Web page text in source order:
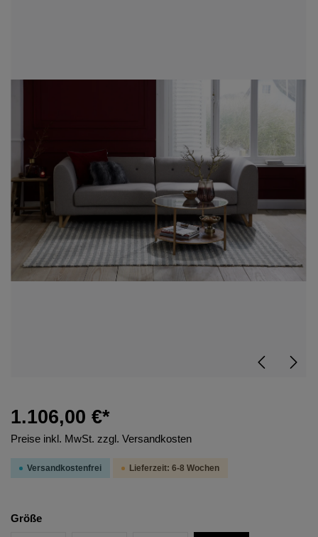
1.106,00 €*
Preise inkl. MwSt. zzgl. Versandkosten
Versandkostenfrei Lieferzeit: 6-8 Wochen
Größe